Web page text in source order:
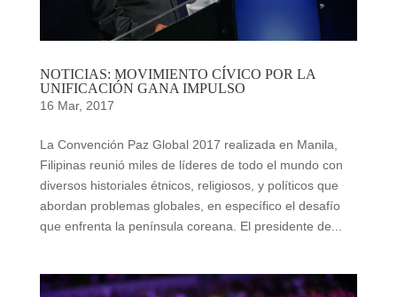
NOTICIAS: MOVIMIENTO CÍVICO POR LA
UNIFICACIÓN GANA IMPULSO
16 Mar, 2017
La Convención Paz Global 2017 realizada en Manila,
Filipinas reunió miles de líderes de todo el mundo con
diversos historiales étnicos, religiosos, y políticos que
abordan problemas globales, en específico el desafío
que enfrenta la península coreana. El presidente de...